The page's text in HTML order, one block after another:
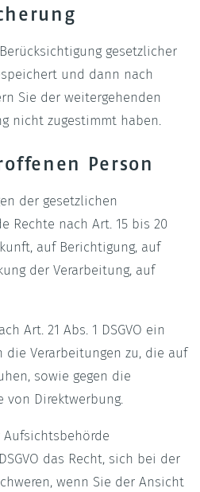
gesetzlicher
und dann nach
Sie der weitergehenden
nicht zugestimmt haben.
Person
der gesetzlichen
Rechte nach Art. 15 bis 20
auf Berichtigung, auf
der Verarbeitung, auf
Art. 21 Abs. 1 DSGVO ein
die Verarbeitungen zu, die auf
sowie gegen die
von Direktwerbung.
Aufsichtsbehörde
das Recht, sich bei der
wenn Sie der Ansicht